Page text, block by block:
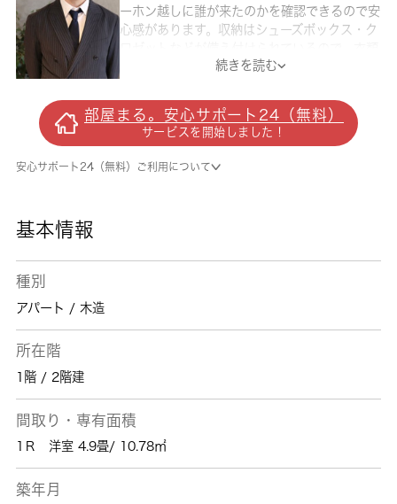
ーホン越しに誰が来たのかを確認できるので安
心感があります。収納はシューズボックス・ク
や日用品の収納に重宝します。室内設備は
ており、過ごしやすいお部屋になっておりま
す。自然なイメージを感じるフローリングとな
っています。徒歩3分で駅にアクセス可能な、
魅力的な駅近物件です。インターネット回線が
続きを読む
部屋まる。安心サポート24（無料）
サービスを開始しました！
安心サポート24（無料）ご利用について
基本情報
種別
アパート / 木造
所在階
1階 / 2階建
間取り・専有面積
1Ｒ 洋室 4.9畳/ 10.78㎡
築年月